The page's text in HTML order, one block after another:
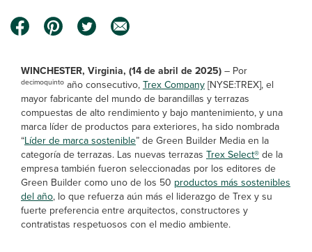
WINCHESTER, Virginia, (14 de abril de 2025)– Por
decimoquinto año consecutivo,Trex Company[NYSE:TREX], el
mayor fabricante del mundo de barandillas y terrazas
compuestas de alto rendimiento y bajo mantenimiento, y una
marca líder de productos para exteriores, ha sido nombrada
“Líder de marca sostenible” de Green Builder Media en la
categoría de terrazas. Las nuevas terrazas Trex Select®de la
empresa también fueron seleccionadas por los editores de
Green Builder como uno de los 50 productos más sostenibles
del año, lo que refuerza aún más el liderazgo de Trex y su
fuerte preferencia entre arquitectos, constructores y
contratistas respetuosos con el medio ambiente.